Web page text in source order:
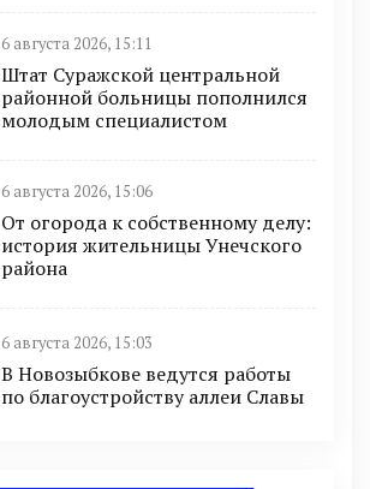
6 августа 2026, 15:11
Штат Суражской центральной
районной больницы пополнился
молодым специалистом
6 августа 2026, 15:06
От огорода к собственному делу:
история жительницы Унечского
района
6 августа 2026, 15:03
В Новозыбкове ведутся работы
по благоустройству аллеи Славы